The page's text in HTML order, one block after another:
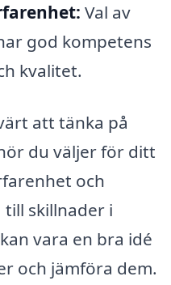
Val av
god kompetens
kvalitet.
att tänka på
du väljer för ditt
och
till skillnader i
vara en bra idé
och jämföra dem.